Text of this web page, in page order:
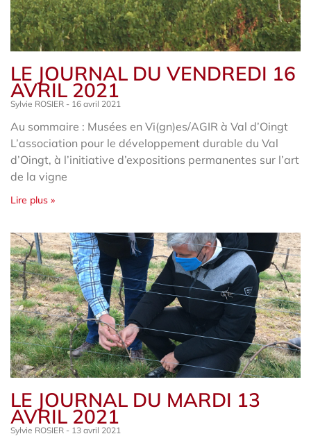
LE JOURNAL DU VENDREDI 16
AVRIL 2021
Sylvie ROSIER 16 avril 2021
Au sommaire : Musées en Vi(gn)es/AGIR à Val d’Oingt
L’association pour le développement durable du Val
d’Oingt, à l’initiative d’expositions permanentes sur l’art
de la vigne
Lire plus »
LE JOURNAL DU MARDI 13
AVRIL 2021
Sylvie ROSIER 13 avril 2021